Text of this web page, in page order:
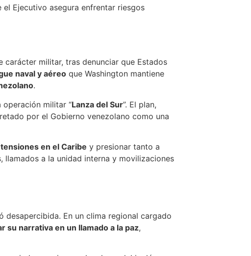
Ejecutivo asegura enfrentar riesgos
carácter militar, tras denunciar que Estados
naval y aéreo que Washington mantiene
.
operación militar “Lanza del Sur”. El plan,
por el Gobierno venezolano como una
en el Caribe y presionar tanto a
llamados a la unidad interna y movilizaciones
desapercibida. En un clima regional cargado
su narrativa en un llamado a la paz,